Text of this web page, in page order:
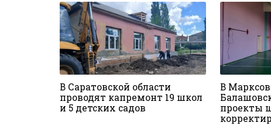
В Саратовской области
проводят капремонт 19 школ
и 5 детских садов
В
проекты